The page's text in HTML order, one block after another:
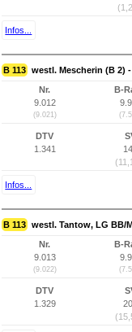
Infos...
B 113 westl. Mescherin (B 2)
Nr.
9.012
(9.021)
B-
DTV
1.341
Infos...
B 113 westl. Tantow, LG BB/
Nr.
9.013
(9.022)
B-
DTV
1.329